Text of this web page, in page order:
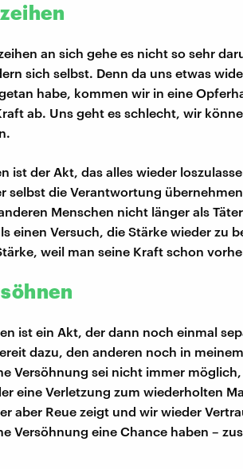
an sich gehe es nicht so sehr
sich selbst. Denn da uns etwas
habe, kommen wir in eine
ab. Uns geht es schlecht, wir
ist der Akt, das alles wieder
selbst die Verantwortung
Menschen nicht länger als
einen Versuch, die Stärke wieder zu
weil man seine Kraft schon
ist ein Akt, der dann noch einmal
dazu, den anderen noch in
Versöhnung sei nicht immer
eine Verletzung zum wiederholten
aber Reue zeigt und wir wieder
Versöhnung eine Chance haben –